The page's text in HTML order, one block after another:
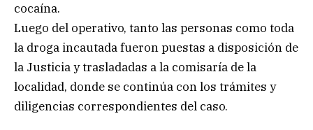
cocaína.
Luego del operativo, tanto las personas como toda
la droga incautada fueron puestas a disposición de
la Justicia y trasladadas a la comisaría de la
localidad, donde se continúa con los trámites y
diligencias correspondientes del caso.